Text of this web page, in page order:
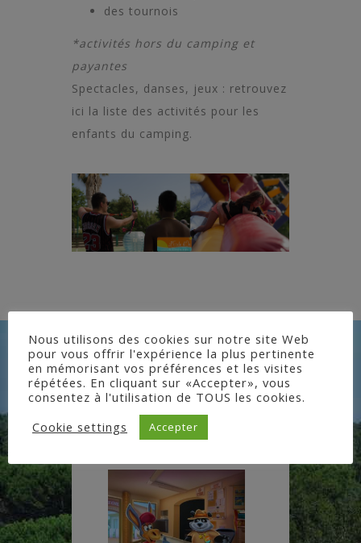
des tournois
*activités hors du camping et
payantes
Spectacles, danses, jeux : retrouvez
ici la liste des activités pour les
enfants du camping.
Nous utilisons des cookies sur notre site Web
pour vous offrir l'expérience la plus pertinente
en mémorisant vos préférences et les visites
répétées. En cliquant sur «Accepter», vous
consentez à l'utilisation de TOUS les cookies.
Cookie settings
Accepter